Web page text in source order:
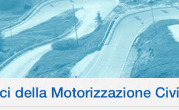
della Motorizzazione